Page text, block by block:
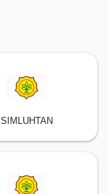
SIMLUHTAN